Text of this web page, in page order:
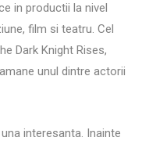
in productii la nivel
film si teatru. Cel
Dark Knight Rises,
unul dintre actorii
interesanta. Inainte